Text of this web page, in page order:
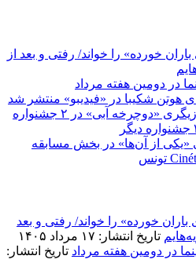
خورده» را خواند/ رفتی و بعد از
هوتن شکیبا در «فیدیبو» منتشر شد
نامزدی بهترین فیلم و بازیگری «دوچرخه آبی» در ۲ جشنواره
«یکی از آن‌ها» در بخش مسابقه
خورده» را خواند/ رفتی و بعد
تاریخ انتشار: ۱۷ مرداد ۱۴۰۵
تاریخ انتشار: